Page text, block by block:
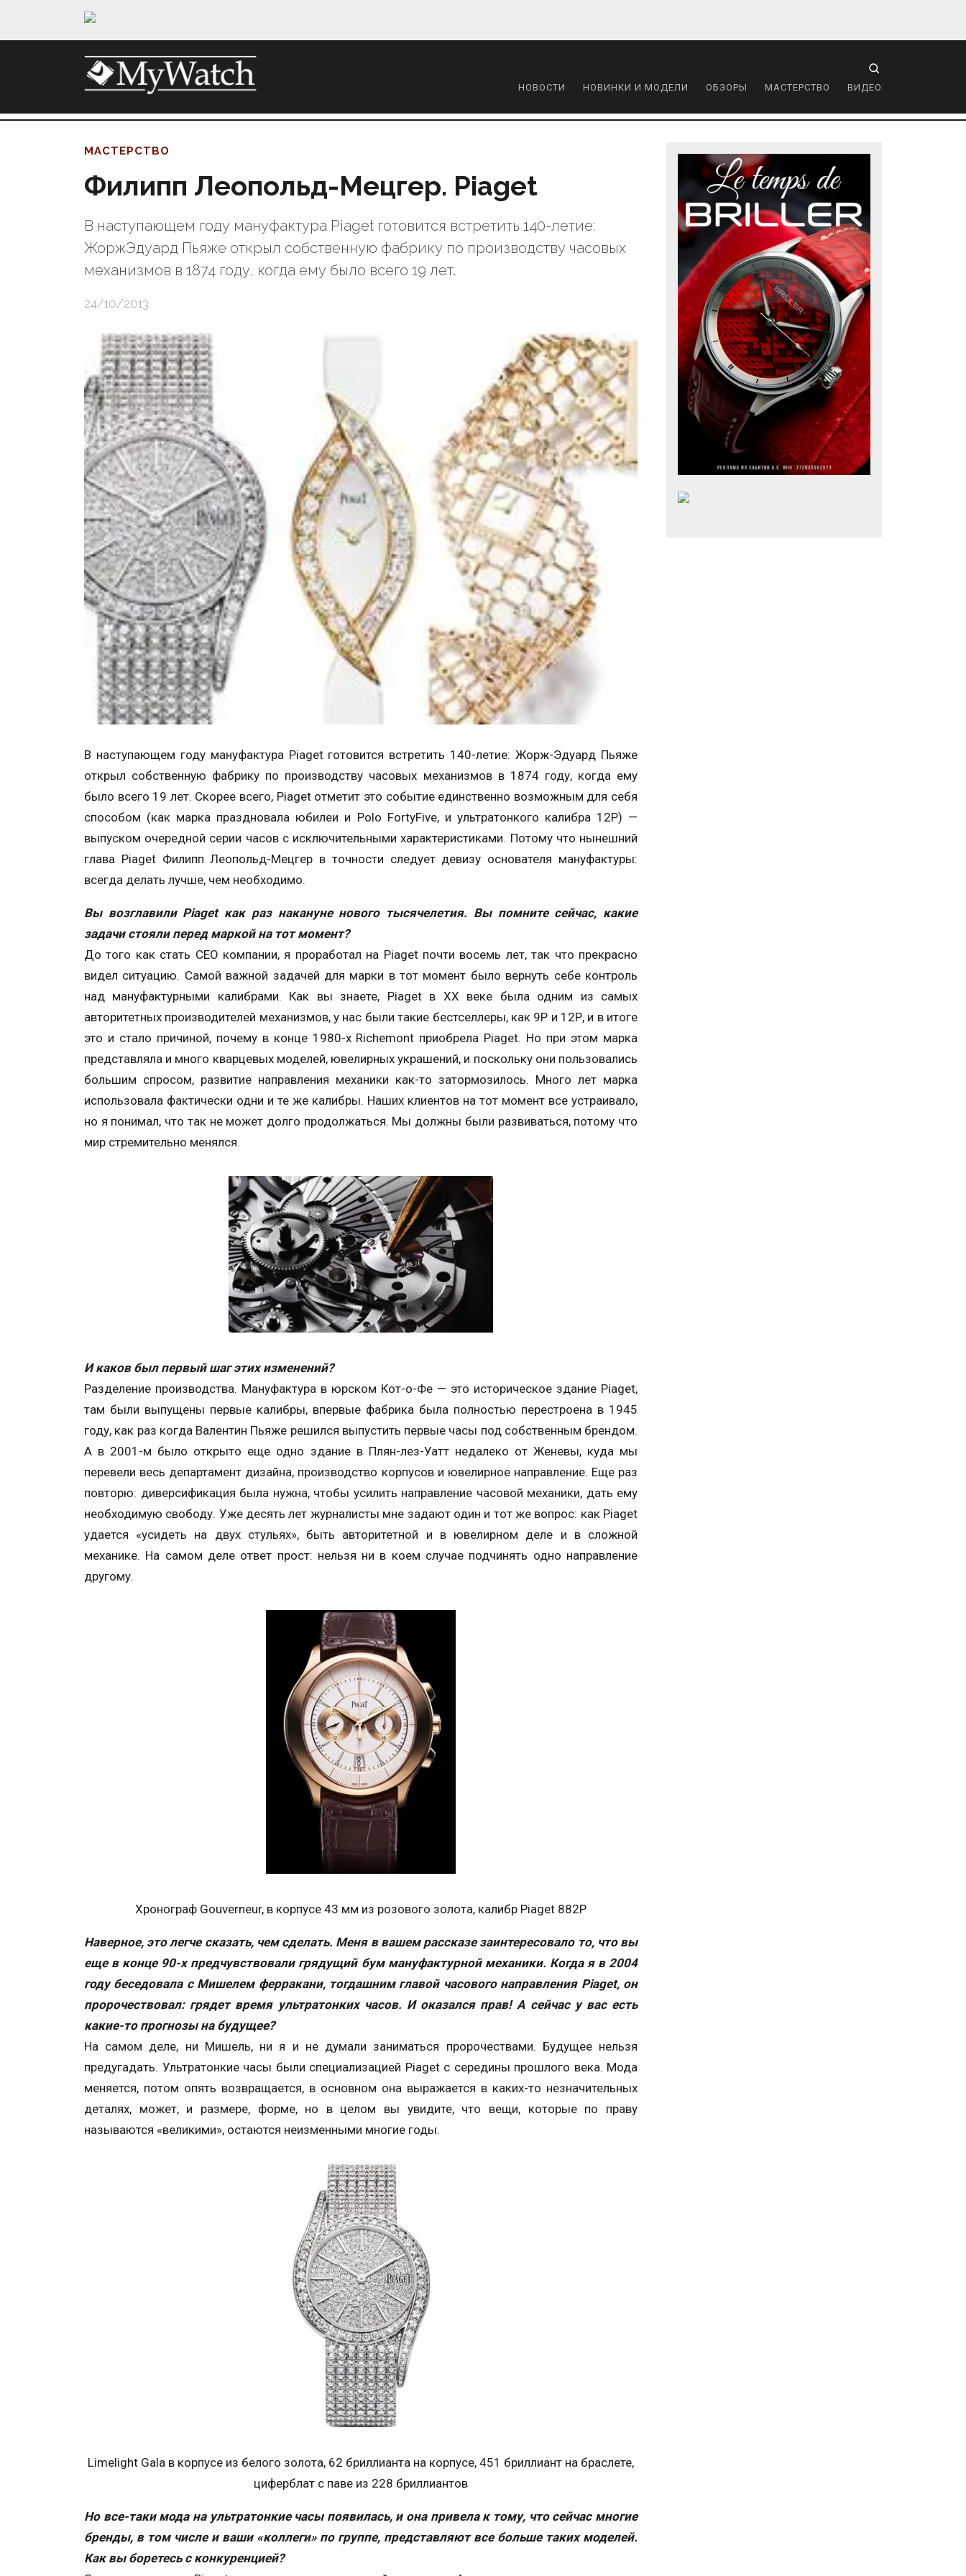
НОВОСТИ НОВИНКИ И МОДЕЛИ ОБЗОРЫ МАСТЕРСТВО ВИДЕО
МАСТЕРСТВО
Филипп Леопольд-Мецгер. Piaget
В наступающем году мануфактура Piaget готовится встретить 140-летие:
ЖоржЭдуард Пьяже открыл собственную фабрику по производству часовых
механизмов в 1874 году, когда ему было всего 19 лет.
24/10/2013
В наступающем году мануфактура Piaget готовится встретить 140-летие: Жорж-Эдуард Пьяже
открыл собственную фабрику по производству часовых механизмов в 1874 году, когда ему
было всего 19 лет. Скорее всего, Piaget отметит это событие единственно возможным для себя
способом (как марка праздновала юбилеи и Polo FortyFive, и ультратонкого калибра 12Р) —
выпуском очередной серии часов с исключительными характеристиками. Потому что нынешний
глава Piaget Филипп Леопольд-Мецгер в точности следует девизу основателя мануфактуры:
всегда делать лучше, чем необходимо.
Вы возглавили Piaget как раз накануне нового тысячелетия. Вы помните сейчас, какие
задачи стояли перед маркой на тот момент?
До того как стать СЕО компании, я проработал на Piaget почти восемь лет, так что прекрасно
видел ситуацию. Самой важной задачей для марки в тот момент было вернуть себе контроль
над мануфактурными калибрами. Как вы знаете, Piaget в ХХ веке была одним из самых
авторитетных производителей механизмов, у нас были такие бестселлеры, как 9Р и 12Р, и в итоге
это и стало причиной, почему в конце 1980-х Richemont приобрела Piaget. Но при этом марка
представляла и много кварцевых моделей, ювелирных украшений, и поскольку они пользовались
большим спросом, развитие направления механики как-то затормозилось. Много лет марка
использовала фактически одни и те же калибры. Наших клиентов на тот момент все устраивало,
но я понимал, что так не может долго продолжаться. Мы должны были развиваться, потому что
мир стремительно менялся.
И каков был первый шаг этих изменений?
Разделение производства. Мануфактура в юрском Кот-о-Фе — это историческое здание Piaget,
там были выпущены первые калибры, впервые фабрика была полностью перестроена в 1945
году, как раз когда Валентин Пьяже решился выпустить первые часы под собственным брендом.
А в 2001-м было открыто еще одно здание в Плян-лез-Уатт недалеко от Женевы, куда мы
перевели весь департамент дизайна, производство корпусов и ювелирное направление. Еще раз
повторю: диверсификация была нужна, чтобы усилить направление часовой механики, дать ему
необходимую свободу. Уже десять лет журналисты мне задают один и тот же вопрос: как Piaget
удается «усидеть на двух стульях», быть авторитетной и в ювелирном деле и в сложной
механике. На самом деле ответ прост: нельзя ни в коем случае подчинять одно направление
другому.
Хронограф Gouverneur, в корпусе 43 мм из розового золота, калибр Piaget 882P
Наверное, это легче сказать, чем сделать. Меня в вашем рассказе заинтересовало то, что вы
еще в конце 90-х предчувствовали грядущий бум мануфактурной механики. Когда я в 2004
году беседовала с Мишелем ферракани, тогдашним главой часового направления Piaget, он
пророчествовал: грядет время ультратонких часов. И оказался прав! А сейчас у вас есть
какие-то прогнозы на будущее?
На самом деле, ни Мишель, ни я и не думали заниматься пророчествами. Будущее нельзя
предугадать. Ультратонкие часы были специализацией Piaget с середины прошлого века. Мода
меняется, потом опять возвращается, в основном она выражается в каких-то незначительных
деталях, может, и размере, форме, но в целом вы увидите, что вещи, которые по праву
называются «великими», остаются неизменными многие годы.
Limelight Gala в корпусе из белого золота, 62 бриллианта на корпусе, 451 бриллиант на браслете,
циферблат с паве из 228 бриллиантов
Но все-таки мода на ультратонкие часы появилась, и она привела к тому, что сейчас многие
бренды, в том числе и ваши «коллеги» по группе, представляют все больше таких моделей.
Как вы боретесь с конкуренцией?